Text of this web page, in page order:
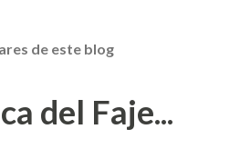
de este blog
del Faje...